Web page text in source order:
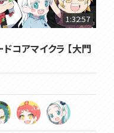
1:32:57
コアマイクラ 【大門